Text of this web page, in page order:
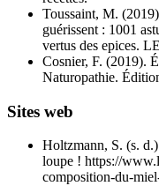
Toussaint, M.
guérissent : 1001
vertus des epices.
Cosnier, F. (2019).
Naturopathie.
Sites web
Holtzmann, S. (s.
loupe ! https://
composition-du-